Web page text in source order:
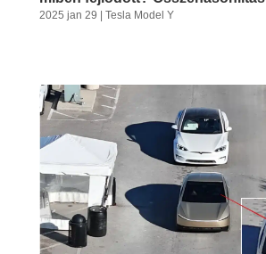
2025 jan 29 Tesla Model Y